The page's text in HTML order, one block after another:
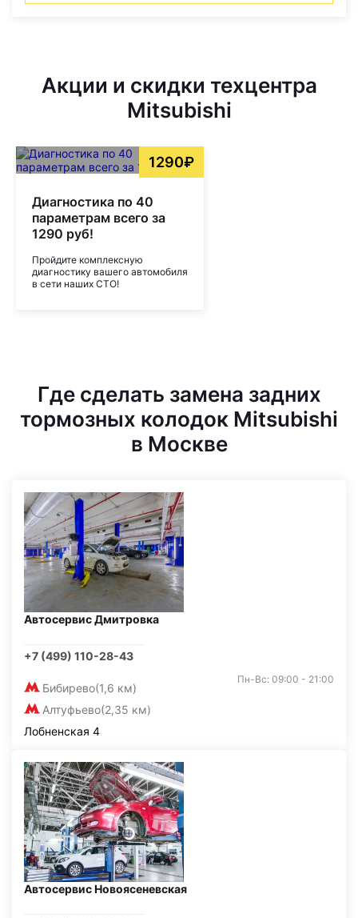
Акции и скидки техцентра
Mitsubishi
1290₽
Диагностика по 40
параметрам всего за
1290 руб!
Пройдите комплексную
диагностику вашего автомобиля
в сети наших СТО!
Где сделать замена задних
тормозных колодок Mitsubishi
в Москве
Автосервис Дмитровка
+7 (499) 110-28-43
Бибирево(1,6 км)
Алтуфьево(2,35 км)
Пн-Вс: 09:00 - 21:00
Лобненская 4
Автосервис Новоясеневская